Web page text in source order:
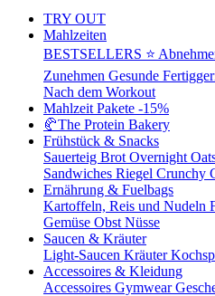
TRY OUT
Mahlzeiten
BESTSELLERS ⭐
Zunehmen Gesunde
Nach dem Workout
Mahlzeit Pakete -15%
🥐The Protein Bakery
Frühstück & Snacks
Sauerteig Brot Overnight
Sandwiches Riegel Crunchy
Ernährung & Fuelbags
Kartoffeln, Reis und Nudeln
Gemüse Obst Nüsse
Saucen & Kräuter
Light-Saucen Kräuter
Accessoires & Kleidung
Accessoires Gymwear